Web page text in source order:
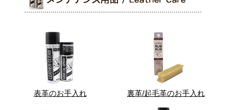
表革のお手入れ 裏革/起毛革のお手入れ